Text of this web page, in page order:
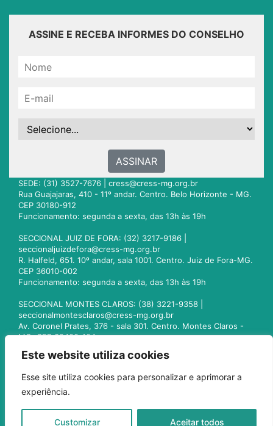
Este website utiliza cookies
Esse site utiliza cookies para personalizar e aprimorar a
experiência.
Customizar Aceitar todos
ASSINE E RECEBA INFORMES DO CONSELHO
ASSINAR
SEDE: (31) 3527-7676 | cress@cress-mg.org.br
Rua Guajajaras, 410 - 11º andar. Centro. Belo Horizonte - MG.
CEP 30180-912
Funcionamento: segunda a sexta, das 13h às 19h
SECCIONAL JUIZ DE FORA: (32) 3217-9186 |
seccionaljuizdefora@cress-mg.org.br
R. Halfeld, 651. 10º andar, sala 1001. Centro. Juiz de Fora-MG.
CEP 36010-002
Funcionamento: segunda a sexta, das 13h às 19h
SECCIONAL MONTES CLAROS: (38) 3221-9358 |
seccionalmontesclaros@cress-mg.org.br
Av. Coronel Prates, 376 - sala 301. Centro. Montes Claros -
MG. CEP 39400-104
seccionaluberlandia@cress-mg.org.br
Av. Afonso Pena, 547 - sala 101. Uberlândia - MG. CEP